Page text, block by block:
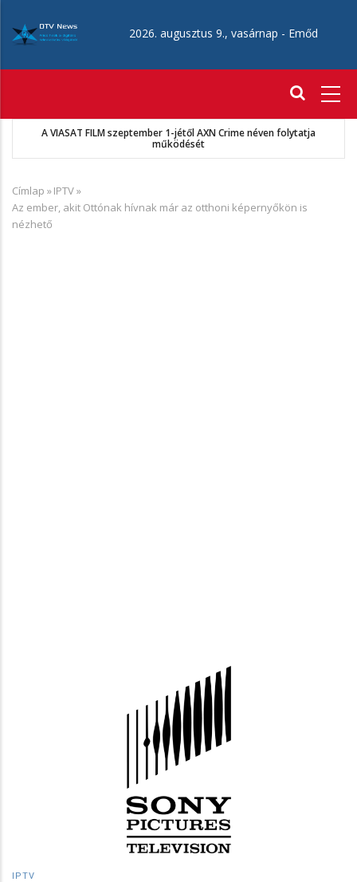
tartalomra
2026. augusztus 9., vasárnap - Emőd
A VIASAT FILM szeptember 1-jétől AXN Crime néven folytatja
működését
Morzsa
Címlap »IPTV»
Az ember, akit Ottónak hívnak már az otthoni képernyőkön is
nézhető
IPTV